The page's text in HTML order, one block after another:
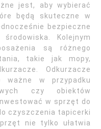
jest, aby wybierać
będą skuteczne w
bezpieczne
Kolejnym
są różnego
takie jak mopy,
Odkurzacze
ważne w przypadku
czy obiektów
w sprzęt do
czyszczenia tapicerki
nie tylko ułatwia